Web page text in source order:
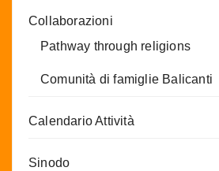
Collaborazioni
Pathway through religions
Comunità di famiglie Balicanti
Calendario Attività
Sinodo